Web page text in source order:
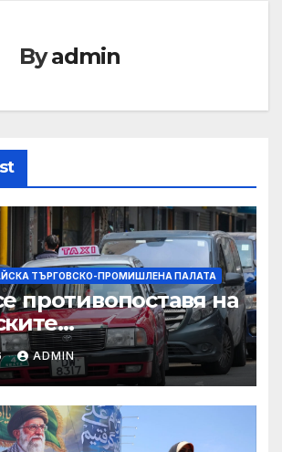
Byadmin
ТЪРГОВСКО-ПРОМИШЛЕНА ПАЛАТА
противопоставя на
мерки на
връзка с искове за
труд:
на
ADMIN